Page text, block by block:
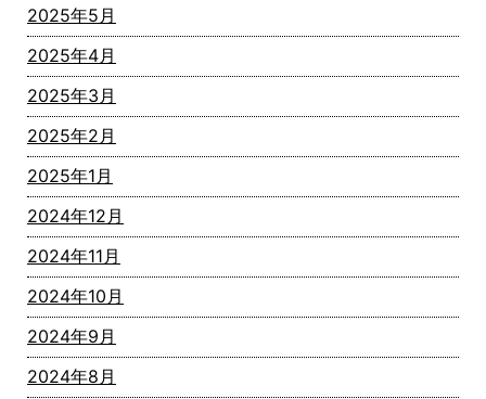
2025年5月
2025年4月
2025年3月
2025年2月
2025年1月
2024年12月
2024年11月
2024年10月
2024年9月
2024年8月